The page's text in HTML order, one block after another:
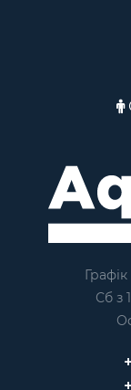
Сб з